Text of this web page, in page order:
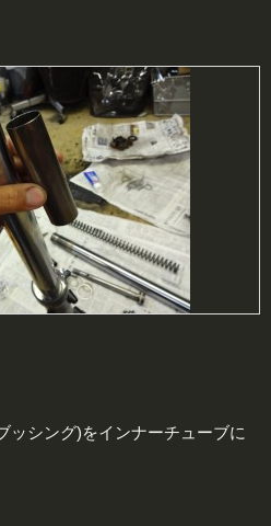
ッシング)をインナーチューブに